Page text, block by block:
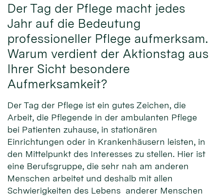
Der Tag der Pflege macht jedes
Jahr auf die Bedeutung
professioneller Pflege aufmerksam.
Warum verdient der Aktionstag aus
Ihrer Sicht besondere
Aufmerksamkeit?
Der Tag der Pflege ist ein gutes Zeichen, die
Arbeit, die Pflegende in der ambulanten Pflege
bei Patienten zuhause, in stationären
Einrichtungen oder in Krankenhäusern leisten, in
den Mittelpunkt des Interesses zu stellen. Hier ist
eine Berufsgruppe, die sehr nah am anderen
Menschen arbeitet und deshalb mit allen
Schwierigkeiten des Lebens anderer Menschen